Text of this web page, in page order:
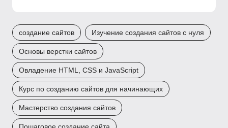
создание сайтов Изучение создания сайтов с нуля
Основы верстки сайтов
Овладение HTML, CSS и JavaScript
Курс по созданию сайтов для начинающих
Мастерство создания сайтов